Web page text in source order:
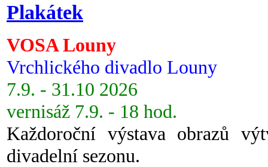
Plakátek
VOSA Louny
Vrchlického divadlo Louny
7.9. - 31.10 2026
vernisáž 7.9. - 18 hod.
Každoroční výstava obrazů
divadelní sezonu.